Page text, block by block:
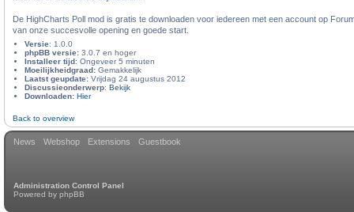
De HighCharts Poll mod is gratis te downloaden voor iedereen met een account op
van onze succesvolle opening en goede start.
Versie: 1.0.0
phpBB versie: 3.0.7 en hoger
Installeer tijd: Ongeveer 5 minuten
Moeilijkheidgraad: Gemakkelijk
Laatst geupdate: Vrijdag 24 augustus 2012
Discussieonderwerp: Bekijk
Downloaden: Hier
Back to overview
News Webshop Extensions Guestbook
Administration Control Panel
Powered by phpBB